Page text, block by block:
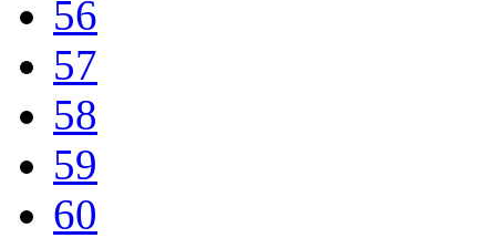
56
57
58
59
60